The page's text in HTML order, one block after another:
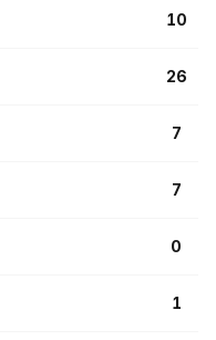
10
26
7
7
0
1